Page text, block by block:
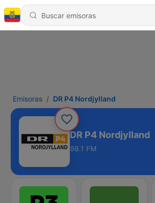
Emisoras DR P4 Nordjylland
DR P4 Nordjylland
98.1 FM